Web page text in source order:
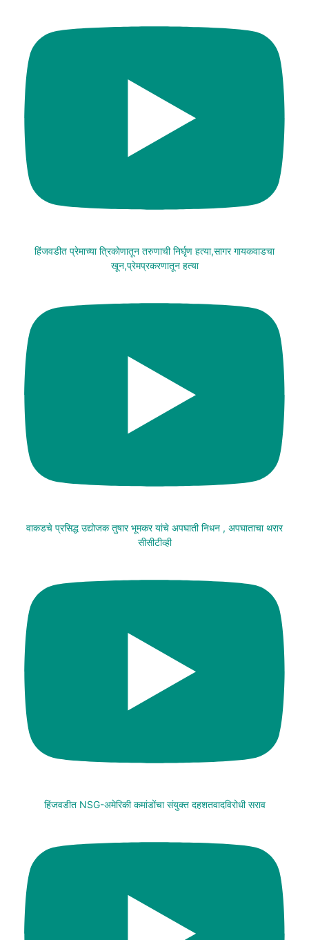
हिंजवडीत प्रेमाच्या त्रिकोणातून तरुणाची निर्घृण हत्या,सागर गायकवाडचा
खून,प्रेमप्रकरणातून हत्या
वाकडचे प्रसिद्ध उद्योजक तुषार भूमकर यांचे अपघाती निधन , अपघाताचा थरार
सीसीटीव्ही
हिंजवडीत NSG-अमेरिकी कमांडोंचा संयुक्त दहशतवादविरोधी सराव